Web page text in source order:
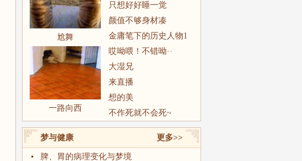
尬舞
一路向西
只想好好睡一觉
颜值不够身材凑
金庸笔下的历史人物1
哎呦喂！不错呦··
大湿兄
来直播
想的美
不作死就不会死~
更多>>
梦与健康
脾、胃的病理变化与梦境